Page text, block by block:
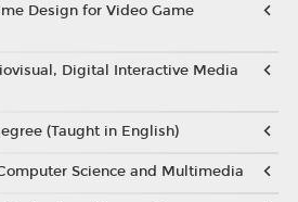
Design for Video Game
Digital Interactive Media
(Taught in English)
Science and Multimedia